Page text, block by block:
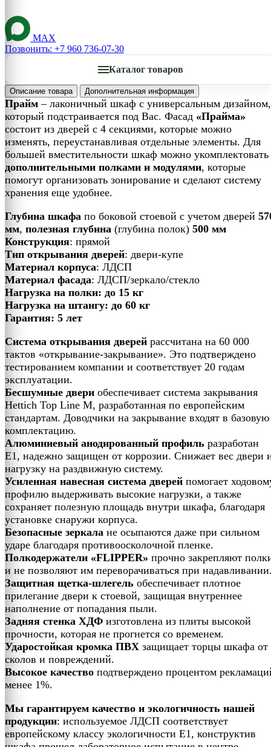
MAX
Позвонить: +7 960 736-07-30
Каталог товаров
Описание товара Дополнительная информация
Прайм – лаконичный шкаф с универсальным дизайном,
который подстраивается под Вас. Фасад «Прайма»
состоит из дверей с 4 секциями, которые можно
изменять, переустанавливая отдельные элементы. Для
большей вместительности шкаф можно укомплектовать
дополнительными полками и модулями, которые
помогут организовать зонирование и сделают систему
хранения еще удобнее.
Глубина шкафа по боковой стоевой с учетом дверей
мм, полезная глубина (глубина полок) 500 мм
Конструкция: прямой
Тип открывания дверей: двери-купе
Материал корпуса: ЛДСП
Материал фасада: ЛДСП/зеркало/стекло
Нагрузка на полки: до 15 кг
Нагрузка на штангу: до 60 кг
Гарантия: 5 лет
Система открывания дверей рассчитана на 60 000
тактов «открывание-закрывание». Это подтверждено
тестированием компании и соответствует 20 годам
эксплуатации.
Бесшумные двери обеспечивает система закрывания
Hettich Top Line M, разработанная по европейским
стандартам. Доводчики на закрывание входят в базовую
комплектацию.
Алюминиевый анодированный профиль разработан
Е1, надежно защищен от коррозии. Снижает вес двери
нагрузку на раздвижную систему.
Усиленная навесная система дверей помогает
профилю выдерживать высокие нагрузки, а также
сохраняет полезную площадь внутри шкафа, благодаря
установке снаружи корпуса.
Безопасные зеркала не осыпаются даже при сильном
ударе благодаря противоосколочной пленке.
Полкодержатели «FLIPPER» прочно закрепляют
и не позволяют им переворачиваться при
Защитная щетка-шлегель обеспечивает плотное
прилегание двери к стоевой, защищая внутреннее
наполнение от попадания пыли.
Задняя стенка ХДФ изготовлена из плиты высокой
прочности, которая не прогнется со временем.
Ударостойкая кромка ПВХ защищает торцы шкафа от
сколов и повреждений.
Высокое качество подтверждено процентом
менее 1%.
Мы гарантируем качество и экологичность нашей
продукции: используемое ЛДСП соответствует
европейскому классу экологичности Е1, конструктив